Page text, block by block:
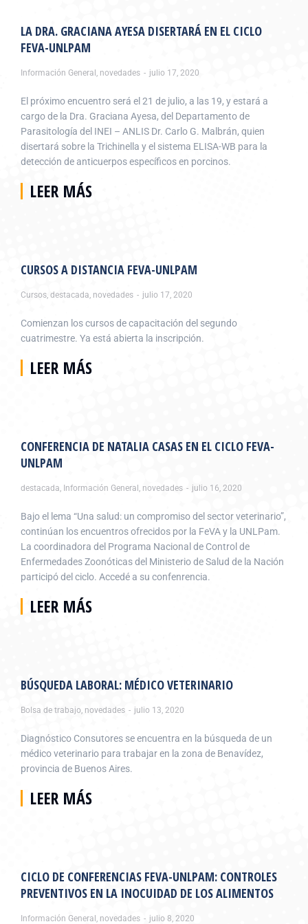
LA DRA. GRACIANA AYESA DISERTARÁ EN EL CICLO
FEVA-UNLPAM
Información General , novedades julio 17, 2020
El próximo encuentro será el 21 de julio, a las 19, y estará a
cargo de la Dra. Graciana Ayesa, del Departamento de
Parasitología del INEI – ANLIS Dr. Carlo G. Malbrán, quien
disertará sobre la Trichinella y el sistema ELISA-WB para la
detección de anticuerpos específicos en porcinos.
LEER MÁS
CURSOS A DISTANCIA FEVA-UNLPAM
Cursos, destacada, novedades julio 17, 2020
Comienzan los cursos de capacitación del segundo
cuatrimestre. Ya está abierta la inscripción.
LEER MÁS
CONFERENCIA DE NATALIA CASAS EN EL CICLO FEVA-
UNLPAM
destacada, Información General , novedades julio 16, 2020
Bajo el lema “Una salud: un compromiso del sector veterinario”,
continúan los encuentros ofrecidos por la FeVA y la UNLPam.
La coordinadora del Programa Nacional de Control de
Enfermedades Zoonóticas del Ministerio de Salud de la Nación
participó del ciclo. Accedé a su confenrencia.
LEER MÁS
BÚSQUEDA LABORAL: MÉDICO VETERINARIO
Bolsa de trabajo, novedades julio 13, 2020
Diagnóstico Consutores se encuentra en la búsqueda de un
médico veterinario para trabajar en la zona de Benavídez,
provincia de Buenos Aires.
LEER MÁS
CICLO DE CONFERENCIAS FEVA-UNLPAM: CONTROLES
PREVENTIVOS EN LA INOCUIDAD DE LOS ALIMENTOS
Información General , novedades julio 8, 2020